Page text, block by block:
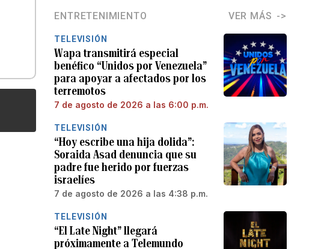
ENTRETENIMIENTO VER MÁS
TELEVISIÓN
Wapa transmitirá especial
benéfico “Unidos por Venezuela”
para apoyar a afectados por los
terremotos
7 de agosto de 2026 a las 6:00 p.m.
TELEVISIÓN
“Hoy escribe una hija dolida”:
Soraida Asad denuncia que su
padre fue herido por fuerzas
israelíes
7 de agosto de 2026 a las 4:38 p.m.
TELEVISIÓN
“El Late Night” llegará
próximamente a Telemundo